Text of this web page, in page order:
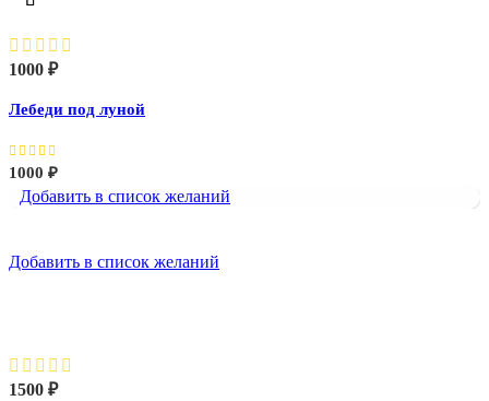
1000 ₽
Лебеди под луной
1000 ₽
Добавить в список желаний
Добавить в список желаний
1500 ₽